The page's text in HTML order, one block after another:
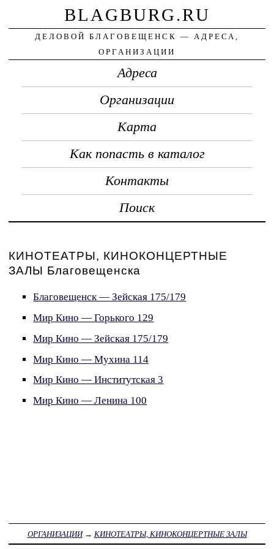
BLAGBURG.RU
ДЕЛОВОЙ БЛАГОВЕЩЕНСК — АДРЕСА,
ОРГАНИЗАЦИИ
Адреса
Организации
Карта
Как попасть в каталог
Контакты
Поиск
КИНОТЕАТРЫ, КИНОКОНЦЕРТНЫЕ
ЗАЛЫ Благовещенска
Благовещенск — Зейская 175/179
Мир Кино — Горького 129
Мир Кино — Зейская 175/179
Мир Кино — Мухина 114
Мир Кино — Институтская 3
Мир Кино — Ленина 100
ОРГАНИЗАЦИИ→ КИНОТЕАТРЫ, КИНОКОНЦЕРТНЫЕ ЗАЛЫ